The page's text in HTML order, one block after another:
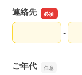
連絡先
連絡先の市外局番
-
連絡先の市内局番
連絡先の加入者番号
ご年代